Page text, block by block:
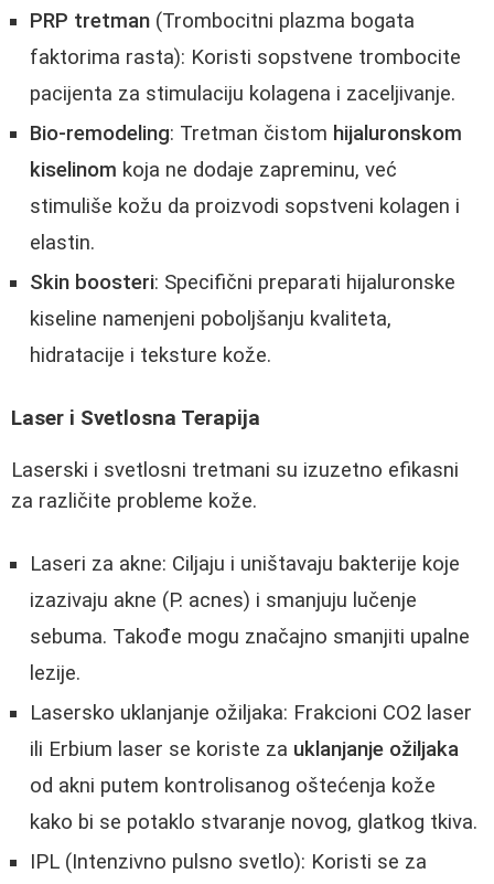
PRP tretman (Trombocitni plazma bogata
faktorima rasta): Koristi sopstvene trombocite
pacijenta za stimulaciju kolagena i zaceljivanje.
Bio-remodeling: Tretman čistom hijaluronskom
kiselinom koja ne dodaje zapreminu, već
stimuliše kožu da proizvodi sopstveni kolagen i
elastin.
Skin boosteri: Specifični preparati hijaluronske
kiseline namenjeni poboljšanju kvaliteta,
hidratacije i teksture kože.
Laser i Svetlosna Terapija
Laserski i svetlosni tretmani su izuzetno efikasni
za različite probleme kože.
Laseri za akne: Ciljaju i uništavaju bakterije koje
izazivaju akne (P. acnes) i smanjuju lučenje
sebuma. Takođe mogu značajno smanjiti upalne
lezije.
Lasersko uklanjanje ožiljaka: Frakcioni CO2 laser
ili Erbium laser se koriste za uklanjanje ožiljaka
od akni putem kontrolisanog oštećenja kože
kako bi se potaklo stvaranje novog, glatkog tkiva.
IPL (Intenzivno pulsno svetlo): Koristi se za